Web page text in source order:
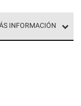
INFORMACIÓN
de techos
estrictos